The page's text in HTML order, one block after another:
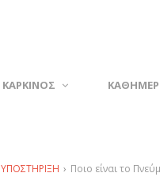
ΚΑΡΚΙΝΟΣ
ΥΠΟΣΤΗΡΙΞΗ › Ποιο είναι το